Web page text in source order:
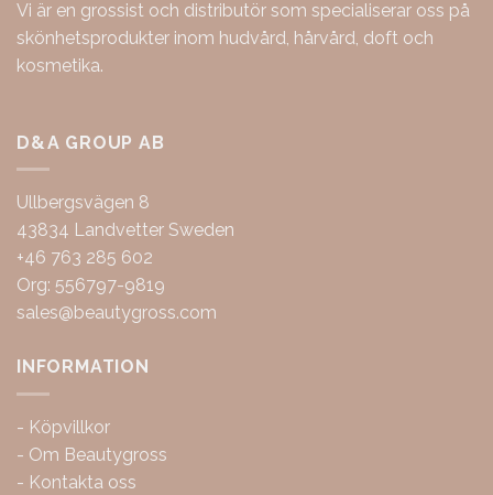
Vi är en grossist och distributör som specialiserar oss på
skönhetsprodukter inom hudvård, hårvård, doft och
kosmetika.
D&A GROUP AB
Ullbergsvägen 8
43834 Landvetter Sweden
+46 763 285 602
Org: 556797-9819
sales@beautygross.com
INFORMATION
- Köpvillkor
- Om Beautygross
- Kontakta oss